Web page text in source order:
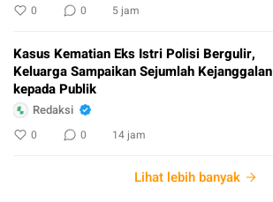
0 0 5 jam
Kasus Kematian Eks Istri Polisi Bergulir,
Keluarga Sampaikan Sejumlah Kejanggalan
kepada Publik
Redaksi
0 0 14 jam
Lihat lebih banyak